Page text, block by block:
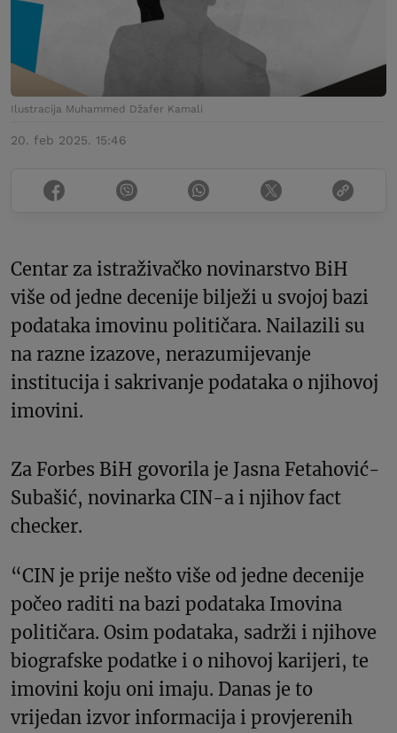
Ilustracija Muhammed Džafer Kamali
20. feb 2025. 15:46
Centar za istraživačko novinarstvo BiH
više od jedne decenije bilježi u svojoj bazi
podataka imovinu političara. Nailazili su
na razne izazove, nerazumijevanje
institucija i sakrivanje podataka o njihovoj
imovini.
Za Forbes BiH govorila je Jasna Fetahović-
Subašić, novinarka CIN-a i njihov fact
checker.
“CIN je prije nešto više od jedne decenije
počeo raditi na bazi podataka Imovina
političara. Osim podataka, sadrži i njihove
biografske podatke i o nihovoj karijeri, te
imovini koju oni imaju. Danas je to
vrijedan izvor informacija i provjerenih